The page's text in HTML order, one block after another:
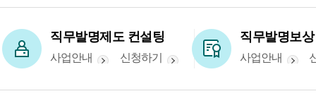
직무발명제도 컨설팅
사업안내 신청하기
직무발명보
사업안내